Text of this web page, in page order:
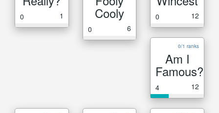
0 1 Cooly
0 6
0 12
0/1 ranks
Am I
Famous?
4 12